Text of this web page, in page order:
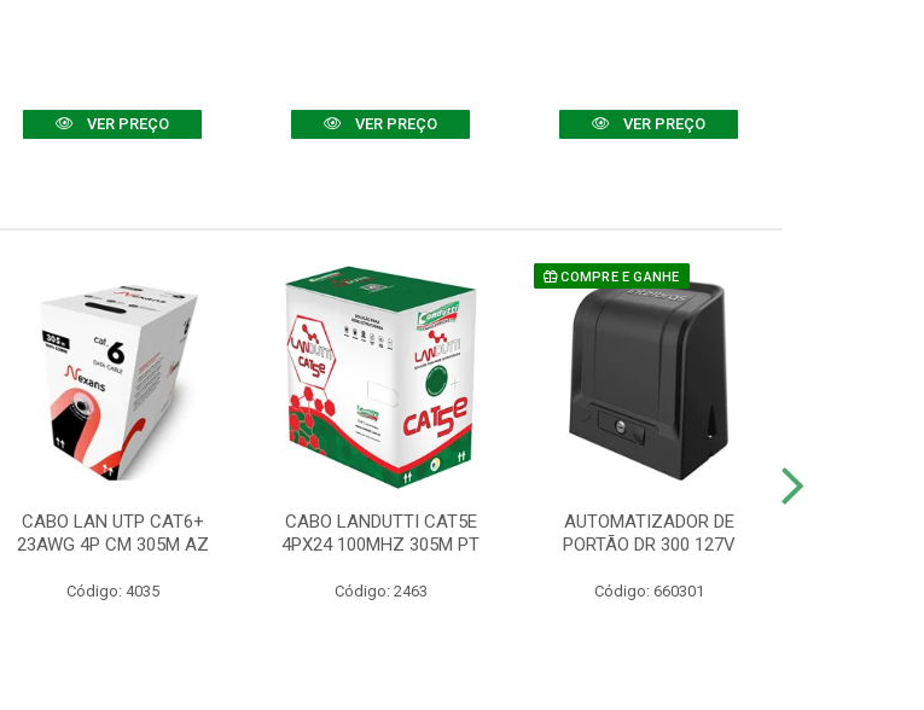
VER PREÇO VER PREÇO VER PREÇO
CABO LAN UTP CAT6+
23AWG 4P CM 305M AZ
Código: 4035
CABO LANDUTTI CAT5E
4PX24 100MHZ 305M PT
Código: 2463
COMPRE E GANHE
AUTOMATIZADOR DE
PORTÃO DR 300 127V
Código: 660301